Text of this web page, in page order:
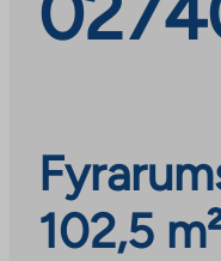
102,5